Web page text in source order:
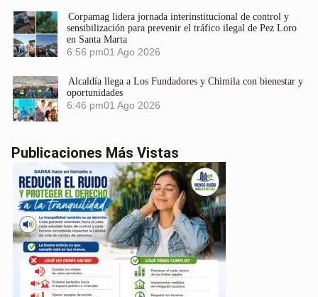
Corpamag lidera jornada interinstitucional de control y
sensibilización para prevenir el tráfico ilegal de Pez Loro
en Santa Marta
6:56 pm01 Ago 2026
Alcaldía llega a Los Fundadores y Chimila con bienestar y
oportunidades
6:46 pm01 Ago 2026
Publicaciones Más Vistas